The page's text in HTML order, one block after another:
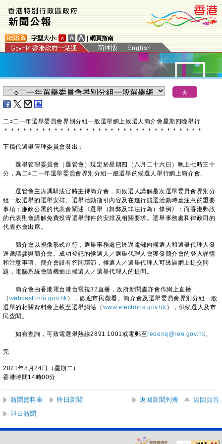
字型大小: 網頁指南
二○二一年選舉委員會界別分組一般選舉網上候選人簡介會星期四晚舉行
＊ ＊ ＊ ＊ ＊ ＊ ＊ ＊ ＊ ＊ ＊ ＊ ＊ ＊ ＊ ＊ ＊ ＊ ＊ ＊ ＊ ＊ ＊ ＊ ＊ ＊ ＊ ＊ ＊ ＊ ＊ ＊
下稿代選舉管理委員會發出：
選舉管理委員會（選管會）現定於星期四（八月二十六日）晚上七時三十
分，為二○二一年選舉委員會界別分組一般選舉的候選人舉行網上簡介會。
選管會主席馮驊法官將主持簡介會，向候選人講解是次選舉委員會界別分
組一般選舉的選舉安排、選舉活動指引內容及在進行競選活動時應注意的重要
事項；廉政公署的代表會闡述《選舉（舞弊及非法行為）條例》；而香港郵政
的代表則會講解免費投寄選舉郵件的安排及相關要求。選舉事務處和律政司的
代表亦會出席。
簡介會以視像形式進行，選舉事務處已透過電郵向候選人和選舉代理人發
送邀請參與簡介會。成功登記的候選人／選舉代理人會獲發簡介會的登入詳情
和注意事項。簡介會設有答問環節，候選人／選舉代理人可透過網上提交問
題，電腦系統會隨機抽出候選人／選舉代理人的提問。
簡介會由香港電台港台電視32直播，政府新聞處亦會作網上直播
（ webcast.info.gov.hk ），歡迎市民觀看。簡介會及選舉委員會界別分組一般
選舉的相關資料會上載至選舉網站（ www.elections.gov.hk ），供候選人及市
民查閱。
如有查詢，可致電選舉熱線2891 1001或電郵至reoenq@reo.gov.hk。
完
2021年8月24日（星期二）
香港時間14時00分
新聞資料庫 昨日新聞 返回新聞列表
返回頁首
即日新聞